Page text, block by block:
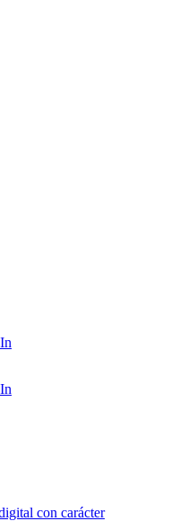
con carácter